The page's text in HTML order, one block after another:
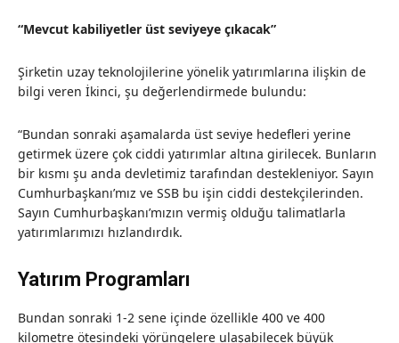
“Mevcut kabiliyetler üst seviyeye çıkacak”
Şirketin uzay teknolojilerine yönelik yatırımlarına ilişkin de
bilgi veren İkinci, şu değerlendirmede bulundu:
“Bundan sonraki aşamalarda üst seviye hedefleri yerine
getirmek üzere çok ciddi yatırımlar altına girilecek. Bunların
bir kısmı şu anda devletimiz tarafından destekleniyor. Sayın
Cumhurbaşkanı’mız ve SSB bu işin ciddi destekçilerinden.
Sayın Cumhurbaşkanı’mızın vermiş olduğu talimatlarla
yatırımlarımızı hızlandırdık.
Yatırım Programları
Bundan sonraki 1-2 sene içinde özellikle 400 ve 400
kilometre ötesindeki yörüngelere ulaşabilecek büyük